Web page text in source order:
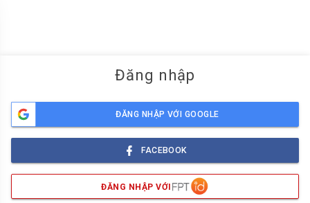
Đăng nhập
ĐĂNG NHẬP VỚI GOOGLE
FACEBOOK
ĐĂNG NHẬP VỚI